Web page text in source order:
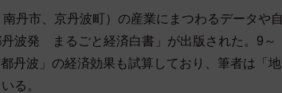
丹市、京丹波町）の産業にまつわるデータや自
波発 まるごと経済白書」が出版された。9～
丹波」の経済効果も試算しており、筆者は「地
る。